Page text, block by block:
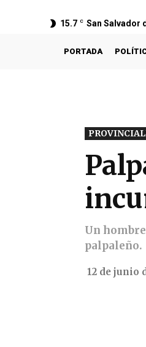
15.7 C San Salvador
PORTADA
Un
palpaleño.
12 de junio